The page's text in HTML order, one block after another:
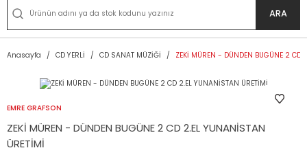
ARA
Anasayfa CD YERLİ CD SANAT MÜZİĞİ ZEKİ MÜREN - DÜNDEN BUGÜNE 2 CD
EMRE GRAFSON
ZEKİ MÜREN - DÜNDEN BUGÜNE 2 CD 2.EL YUNANİSTAN
ÜRETİMİ